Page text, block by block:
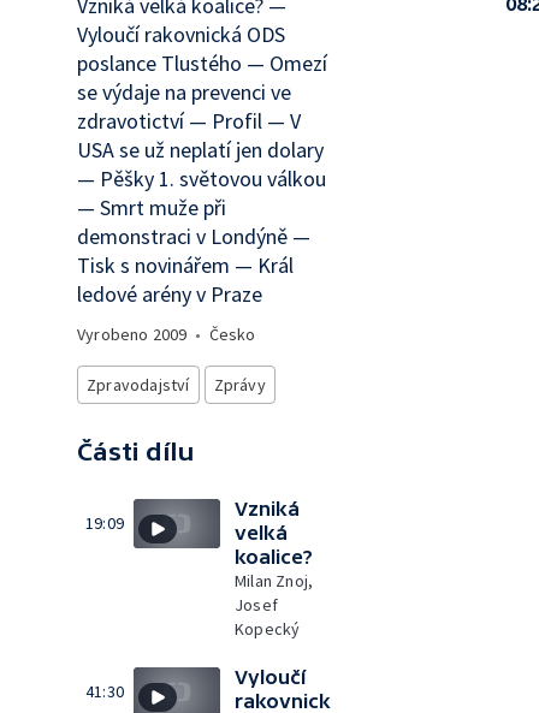
Vyloučí rakovnická ODS
poslance Tlustého — Omezí
se výdaje na prevenci ve
zdravotictví — Profil — V
USA se už neplatí jen dolary
— Pěšky 1. světovou válkou
— Smrt muže při
demonstraci v Londýně —
Tisk s novinářem — Král
ledové arény v Praze
Vyrobeno 2009 • Česko
Zpravodajství Zprávy
Části dílu
19:09
Vzniká
velká
koalice?
Milan Znoj,
Josef
Kopecký
41:30
Vyloučí
rakovnick